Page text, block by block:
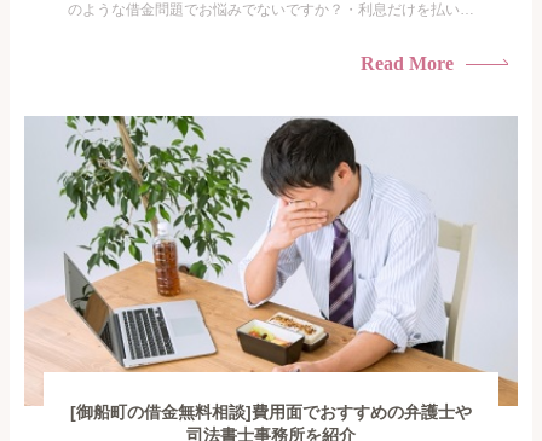
のような借金問題でお悩みでないですか？・利息だけを払い続
られたくない・借金の催促、取り立てで憂鬱になる。・闇金に
がありま...
Read More
[御船町の借金無料相談]費用面でおすすめの弁護士や
司法書士事務所を紹介